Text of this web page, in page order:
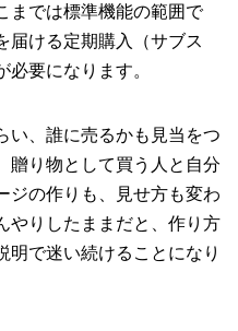
までは標準機能の範囲で
届ける定期購入（サブス
要になります。
い、誰に売るかも見当をつ
贈り物として買う人と自分
ジの作りも、見せ方も変わ
やりしたままだと、作り方
明で迷い続けることになり